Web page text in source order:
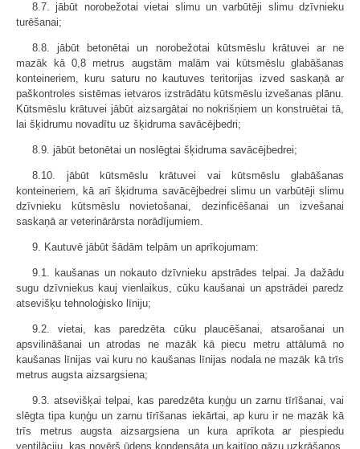
8.7. jābūt norobežotai vietai slimu un varbūtēji slimu dzīvnieku
turēšanai;
8.8. jābūt betonētai un norobežotai kūtsmēslu krātuvei ar ne
mazāk kā 0,8 metrus augstām malām vai kūtsmēslu glabāšanas
konteineriem, kuru saturu no kautuves teritorijas izved saskaņā ar
paškontroles sistēmas ietvaros izstrādātu kūtsmēslu izvešanas plānu.
Kūtsmēslu krātuvei jābūt aizsargātai no nokrišņiem un konstruētai tā,
lai šķidrumu novadītu uz šķidruma savācējbedri;
8.9. jābūt betonētai un noslēgtai šķidruma savācējbedrei;
8.10. jābūt kūtsmēslu krātuvei vai kūtsmēslu glabāšanas
konteineriem, kā arī šķidruma savācējbedrei slimu un varbūtēji slimu
dzīvnieku kūtsmēslu novietošanai, dezinficēšanai un izvešanai
saskaņā ar veterinārārsta norādījumiem.
9. Kautuvē jābūt šādām telpām un aprīkojumam:
9.1. kaušanas un nokauto dzīvnieku apstrādes telpai. Ja dažādu
sugu dzīvniekus kauj vienlaikus, cūku kaušanai un apstrādei paredz
atsevišķu tehnoloģisko līniju;
9.2. vietai, kas paredzēta cūku plaucēšanai, atsarošanai un
apsvilināšanai un atrodas ne mazāk kā piecu metru attālumā no
kaušanas līnijas vai kuru no kaušanas līnijas nodala ne mazāk kā trīs
metrus augsta aizsargsiena;
9.3. atsevišķai telpai, kas paredzēta kuņģu un zarnu tīrīšanai, vai
slēgta tipa kuņģu un zarnu tīrīšanas iekārtai, ap kuru ir ne mazāk kā
trīs metrus augsta aizsargsiena un kura aprīkota ar piespiedu
ventilāciju, kas novērš ūdens kondensāta un kaitīgo gāzu uzkrāšanos,